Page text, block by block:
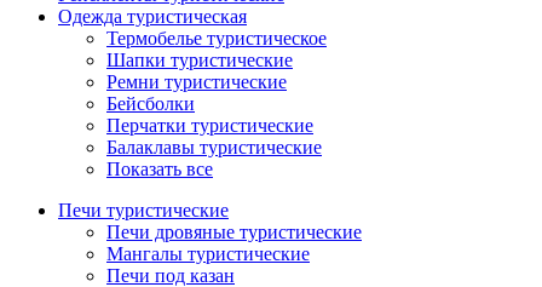
Одежда туристическая
Термобелье туристическое
Шапки туристические
Ремни туристические
Бейсболки
Перчатки туристические
Балаклавы туристические
Показать все
Печи туристические
Печи дровяные туристические
Мангалы туристические
Печи под казан